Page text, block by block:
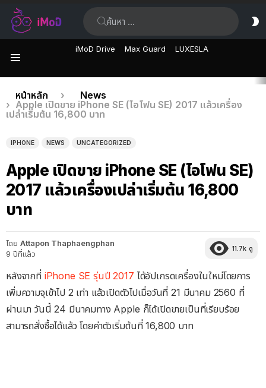
iMoD Drive Max Guard LUXESLA
เรื่อง
ล่าสุด
คุณอยู่ที่นี่:
หน้าหลัก
News
Apple เปิดขาย iPhone SE (ไอโฟน SE) 2017 แล้วเครื่อง
เปล่าเริ่มต้น 16,800 บาท
IPHONE NEWS UNCATEGORIZED
Apple เปิดขาย iPhone SE (ไอโฟน SE)
2017 แล้วเครื่องเปล่าเริ่มต้น 16,800
บาท
โดย Attapon Thaphaengphan
9 ปีที่แล้ว
11.7k ดู
หลังจากที่ iPhone SE รุ่นปี 2017 ได้อัปเกรดเครื่องในใหม่โดยการ
เพิ่มความจุเข้าไป 2 เท่า แล้วเปิดตัวไปเมื่อวันที่ 21 มีนาคม 2560 ที่
ผ่านมา วันนี้ 24 มีนาคมทาง Apple ก็ได้เปิดขายเป็นที่เรียบร้อย
สามารถสั่งซื้อได้แล้ว โดยค่าตัวเริ่มต้นที่ 16,800 บาท